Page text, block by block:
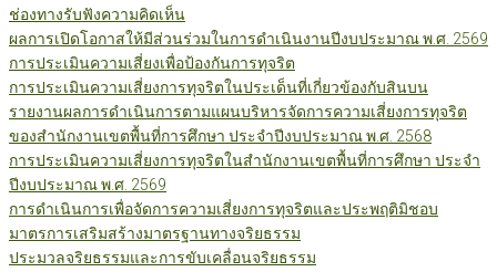
ช่องทางรับฟังความคิดเห็น
ผลการเปิดโอกาสให้มีส่วนร่วมในการดำเนินงานปีงบประมาณ พ.ศ. 2569
การประเมินความเสี่ยงเพื่อป้องกันการทุจริต
การประเมินความเสี่ยงการทุจริตในประเด็นที่เกี่ยวข้องกับสินบน
รายงานผลการดำเนินการตามแผนบริหารจัดการความเสี่ยงการทุจริต
ของสำนักงานเขตพื้นที่การศึกษา ประจำปีงบประมาณ พ.ศ. 2568
การประเมินความเสี่ยงการทุจริตในสำนักงานเขตพื้นที่การศึกษา ประจำ
ปีงบประมาณ พ.ศ. 2569
การดำเนินการเพื่อจัดการความเสี่ยงการทุจริตและประพฤติมิชอบ
มาตรการเสริมสร้างมาตรฐานทางจริยธรรม
ประมวลจริยธรรมและการขับเคลื่อนจริยธรรม